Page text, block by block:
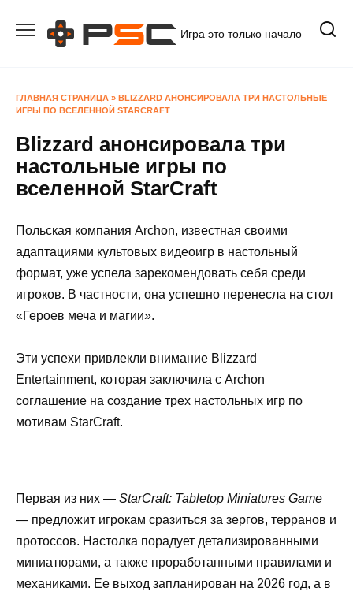
содержанию
Игра это только начало
ГЛАВНАЯ СТРАНИЦА » BLIZZARD АНОНСИРОВАЛА ТРИ НАСТОЛЬНЫЕ
ИГРЫ ПО ВСЕЛЕННОЙ STARCRAFT
Blizzard анонсировала три
настольные игры по
вселенной StarCraft
Польская компания Archon, известная своими
адаптациями культовых видеоигр в настольный
формат, уже успела зарекомендовать себя среди
игроков. В частности, она успешно перенесла на стол
«Героев меча и магии».
Эти успехи привлекли внимание Blizzard
Entertainment, которая заключила с Archon
соглашение на создание трех настольных игр по
мотивам StarCraft.
Первая из них — StarCraft: Tabletop Miniatures Game
— предложит игрокам сразиться за зергов, терранов и
протоссов. Настолка порадует детализированными
миниатюрами, а также проработанными правилами и
механиками. Ее выход запланирован на 2026 год, а в